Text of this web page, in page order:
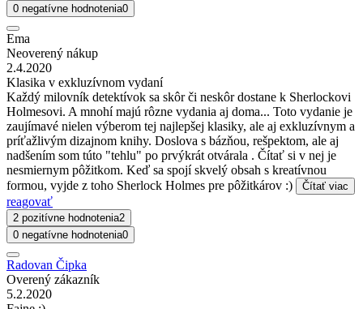
0 negatívne hodnotenia0
Ema
Neoverený nákup
2.4.2020
Klasika v exkluzívnom vydaní
Každý milovník detektívok sa skôr či neskôr dostane k Sherlockovi
Holmesovi. A mnohí majú rôzne vydania aj doma... Toto vydanie je
zaujímavé nielen výberom tej najlepšej klasiky, ale aj exkluzívnym a
príťažlivým dizajnom knihy. Doslova s bázňou, rešpektom, ale aj
nadšením som túto "tehlu" po prvýkrát otvárala . Čítať si v nej je
nesmiernym pôžitkom. Keď sa spojí skvelý obsah s kreatívnou
formou, vyjde z toho Sherlock Holmes pre pôžitkárov :)
Čítať viac
reagovať
2 pozitívne hodnotenia2
0 negatívne hodnotenia0
Radovan Čipka
Overený zákazník
5.2.2020